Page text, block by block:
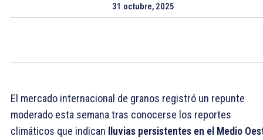
31 octubre, 2025
El mercado internacional de granos registró un repunte
moderado esta semana tras conocerse los reportes
climáticos que indican lluvias persistentes en el Medio